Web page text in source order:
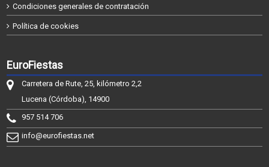
Condiciones generales de contratación
Política de cookies
EuroFiestas
Carretera de Rute, 25, kilómetro 2,2
Lucena (Córdoba), 14900
957 514 706
info@eurofiestas.net